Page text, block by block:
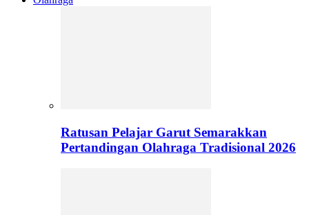
Ratusan Pelajar Garut Semarakkan
Pertandingan Olahraga Tradisional 2026